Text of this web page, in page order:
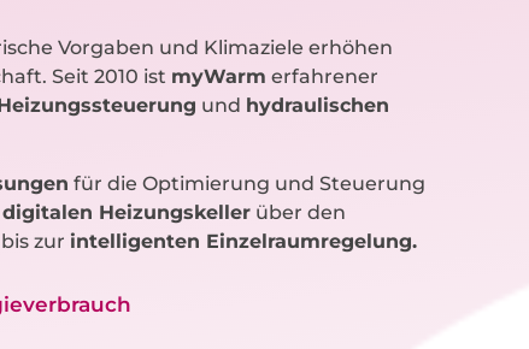
Vorgaben und Klimaziele erhöhen
Seit 2010 ist myWarm erfahrener
und hydraulischen
für die Optimierung und Steuerung
Heizungskellerüber den
bis zur intelligenten Einzelraumregelung.